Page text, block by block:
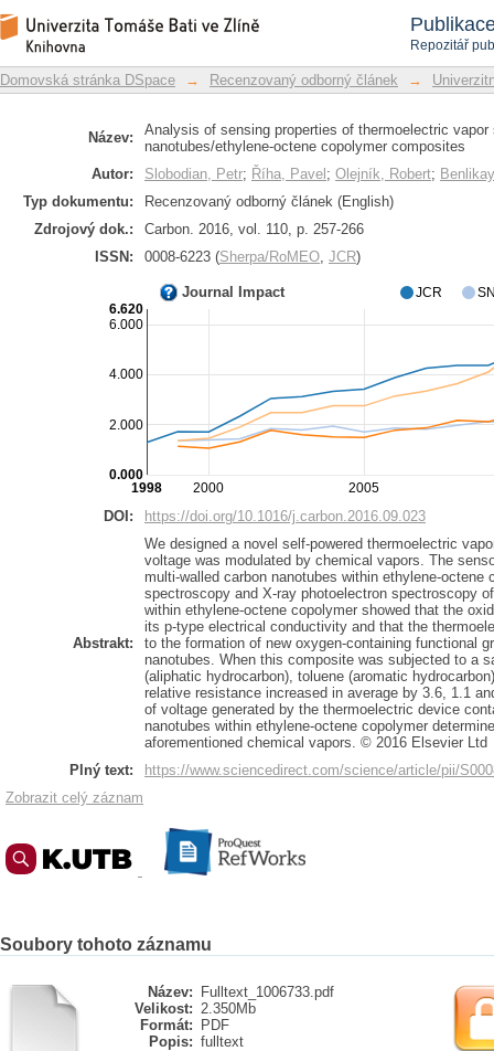
Repozitář
Analysis of sensing properties of
nanotubes/ethylene-octene
Repozitář DSpace/Manakin
Domovská stránka DSpace → Recenzovaný odborný článek →
Název:
Analysis of sensing properties of thermoelectric vapor
nanotubes/ethylene-octene copolymer composites
Autor:
Slobodian, Petr; Říha, Pavel ; Olejník, Robert;
Typ dokumentu:
Recenzovaný odborný článek (English)
Zdrojový dok.:
Carbon. 2016, vol. 110, p. 257-266
ISSN:
0008-6223 (Sherpa/RoMEO, JCR)
Journal Impact
2000 2005
1998
2.000
4.000
6.000
0.000
6.620
JCR
DOI: https://doi.org/10.1016/j.carbon.2016.09.023
Abstrakt:
We designed a novel self-powered thermoelectric
voltage was modulated by chemical vapors. The
multi-walled carbon nanotubes within ethylene-octene
spectroscopy and X-ray photoelectron spectroscopy
within ethylene-octene copolymer showed that the
its p-type electrical conductivity and that the
to the formation of new oxygen-containing functional
nanotubes. When this composite was subjected to a
(aliphatic hydrocarbon), toluene (aromatic
relative resistance increased in average by 3.6, 1.1
of voltage generated by the thermoelectric device
nanotubes within ethylene-octene copolymer
aforementioned chemical vapors. © 2016 Elsevier Ltd
Plný text:
https://www.sciencedirect.com/science/article/pii/
Zobrazit celý záznam
Soubory tohoto záznamu
Název:
Fulltext_1006733.pdf
Velikost: 2.350Mb
Formát:
PDF
Popis: fulltext